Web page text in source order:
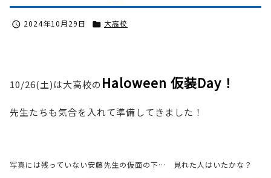
 2024年10月29日  大高校
10/26(土)は大高校のHaloween 仮装Day！
先生たちも気合を入れて準備してきました！
写真には残っていない安藤先生の仮面の下… 見れた人はいたかな？